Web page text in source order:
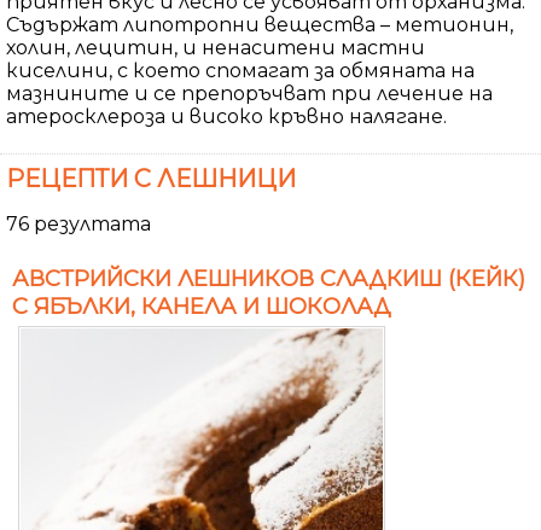
Съдържат липотропни вещества – метионин,
холин, лецитин, и ненаситени мастни
киселини, с което спомагат за обмяната на
мазнините и се препоръчват при лечение на
атеросклероза и високо кръвно налягане.
РЕЦЕПТИ С ЛЕШНИЦИ
76 резултата
АВСТРИЙСКИ ЛЕШНИКОВ СЛАДКИШ (КЕЙК)
С ЯБЪЛКИ, КАНЕЛА И ШОКОЛАД